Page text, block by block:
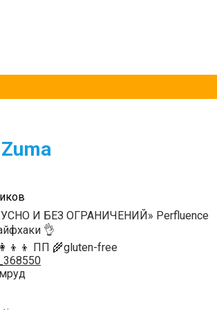
И БЕЗ ОГРАНИЧЕНИЙ» Perfluence
👌
ПП 🌾gluten-free